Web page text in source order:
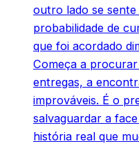
outro lado se
probabilidade de
que foi acordado
Começa a
entregas, a
improváveis. É o
salvaguardar a
história real que